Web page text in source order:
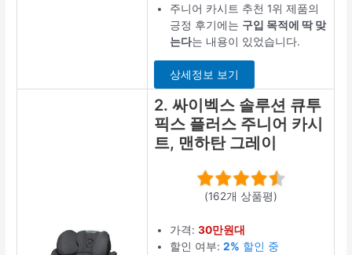
주니어 카시트 추천 1위 제품의
긍정 후기에는 구입 목적에 딱 맞
는다는 내용이 있었습니다.
상세정보 보기
2. 싸이벡스 솔루션 큐투
픽스 플러스 주니어 카시
트, 맨하탄 그레이
(162개 상품평)
가격:30만원대
할인 여부:2% 할인 중